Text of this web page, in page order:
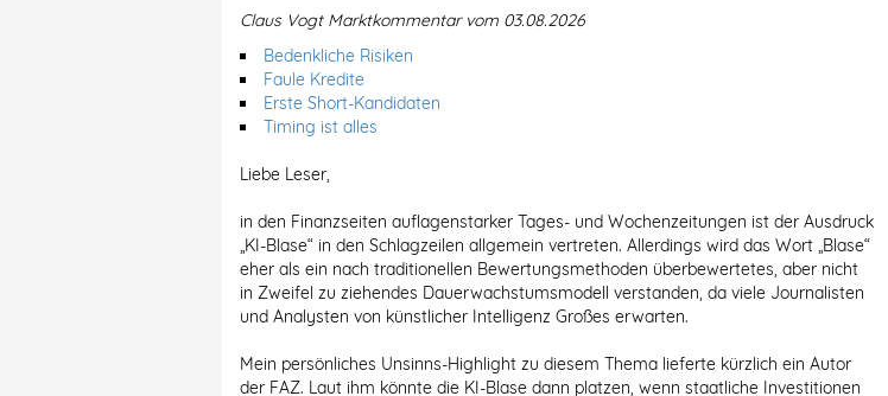
Claus Vogt Marktkommentar vom 03.08.2026
Bedenkliche Risiken
Faule Kredite
Erste Short-Kandidaten
Timing ist alles
Liebe Leser,
in den Finanzseiten auflagenstarker Tages- und Wochenzeitungen ist der Ausdruck
„KI-Blase“ in den Schlagzeilen allgemein vertreten. Allerdings wird das Wort „Blase“
eher als ein nach traditionellen Bewertungsmethoden überbewertetes, aber nicht
in Zweifel zu ziehendes Dauerwachstumsmodell verstanden, da viele Journalisten
und Analysten von künstlicher Intelligenz Großes erwarten.
Mein persönliches Unsinns-Highlight zu diesem Thema lieferte kürzlich ein Autor
der FAZ. Laut ihm könnte die KI-Blase dann platzen, wenn staatliche Investitionen